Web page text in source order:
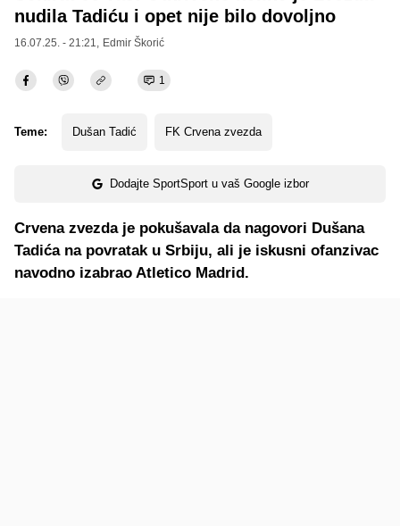
nudila Tadiću i opet nije bilo dovoljno
16.07.25. - 21:21, Edmir Škorić
1
Teme: Dušan Tadić FK Crvena zvezda
Dodajte SportSport u vaš Google izbor
Crvena zvezda je pokušavala da nagovori Dušana
Tadića na povratak u Srbiju, ali je iskusni ofanzivac
navodno izabrao Atletico Madrid.